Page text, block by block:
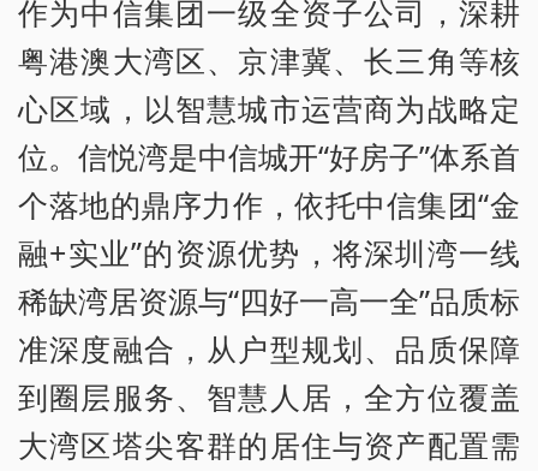
作为中信集团一级全资子公司，深耕
粤港澳大湾区、京津冀、长三角等核
心区域，以智慧城市运营商为战略定
位。信悦湾是中信城开“好房子”体系首
个落地的鼎序力作，依托中信集团“金
融+实业”的资源优势，将深圳湾一线
稀缺湾居资源与“四好一高一全”品质标
准深度融合，从户型规划、品质保障
到圈层服务、智慧人居，全方位覆盖
大湾区塔尖客群的居住与资产配置需